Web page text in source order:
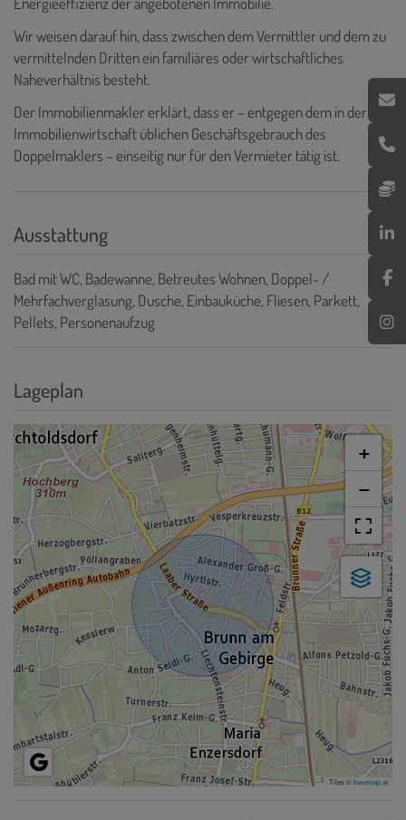
Wir weisen darauf hin, dass zwischen dem Vermittler und dem zu
vermittelnden Dritten ein familiäres oder wirtschaftliches
Naheverhältnis besteht.
Der Immobilienmakler erklärt, dass er – entgegen dem in der
Immobilienwirtschaft üblichen Geschäftsgebrauch des
Doppelmaklers – einseitig nur für den Vermieter tätig ist.
Ausstattung
Bad mit WC Badewanne Betreutes Wohnen Doppel- /
Mehrfachverglasung Dusche Einbauküche Fliesen Parkett
Pellets Personenaufzug
Lageplan
+
−
Tiles ©basemap.at